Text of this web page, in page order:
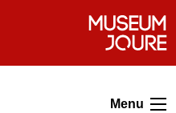
Menu